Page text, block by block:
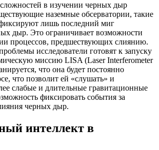
в изучении черных дыр
наземные обсерватории, такие
лишь последний миг
дыр. Это ограничивает возможности
процессов, предшествующих слиянию.
исследователи готовят к запуску
миссию LISA (Laser Interferometer
что она будет постоянно
что позволит ей «слушать» и
слабые и длительные гравитационные
фиксировать события за
черных дыр.
интеллект в